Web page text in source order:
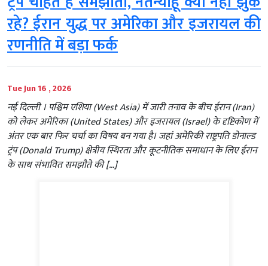
रहे? ईरान युद्ध पर अमेरिका और इजरायल की
रणनीति में बड़ा फर्क
Tue Jun 16 , 2026
नई दिल्ली । पश्चिम एशिया (West Asia) में जारी तनाव के बीच ईरान (Iran)
को लेकर अमेरिका (United States) और इजरायल (Israel) के दृष्टिकोण में
अंतर एक बार फिर चर्चा का विषय बन गया है। जहां अमेरिकी राष्ट्रपति डोनाल्ड
ट्रंप (Donald Trump) क्षेत्रीय स्थिरता और कूटनीतिक समाधान के लिए ईरान
के साथ संभावित समझौते की […]